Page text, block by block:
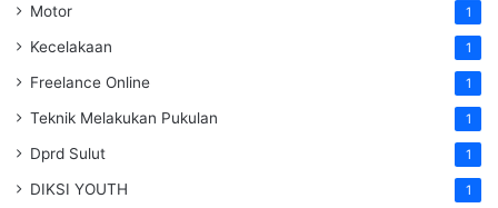
Motor 1
Kecelakaan 1
Freelance Online 1
Teknik Melakukan Pukulan 1
Dprd Sulut 1
DIKSI YOUTH 1